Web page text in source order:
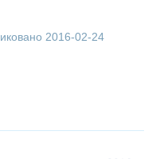
2016-02-24